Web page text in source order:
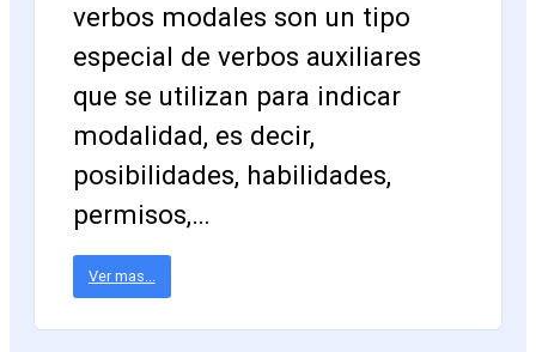
verbos modales son un tipo
especial de verbos auxiliares
que se utilizan para indicar
modalidad, es decir,
posibilidades, habilidades,
permisos,…
Ver mas...